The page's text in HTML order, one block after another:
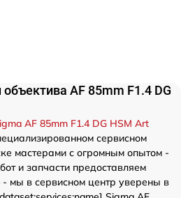
AF 85mm F1.4 DG
AF 85mm F1.4 DG HSM Art
сервисном
мастерами с огромным опытом -
и запчасти предоставляем
мы в сервисном центр уверены в